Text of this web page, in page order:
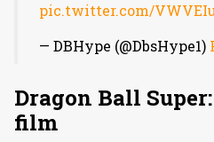
pic.twitter.com/
— DBHype (@DbsHype1)
Dragon Ball
film